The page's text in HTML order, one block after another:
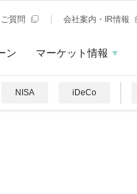
質問 会社案内・IR情報
ン マーケット情報
NISA iDeCo